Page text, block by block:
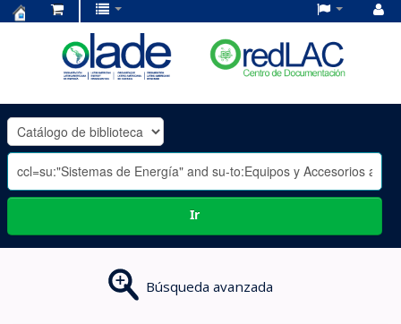
OLADE
-
Ir
Búsqueda avanzada